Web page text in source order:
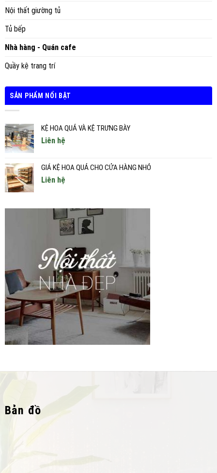
Nội thất giường tủ
Tủ bếp
Nhà hàng - Quán cafe
Quầy kệ trang trí
SẢN PHẨM NỔI BẬT
KỆ HOA QUẢ VÀ KỆ TRƯNG BÀY
Liên hệ
GIÁ KỆ HOA QUẢ CHO CỬA HÀNG NHỎ
Liên hệ
Bản đồ